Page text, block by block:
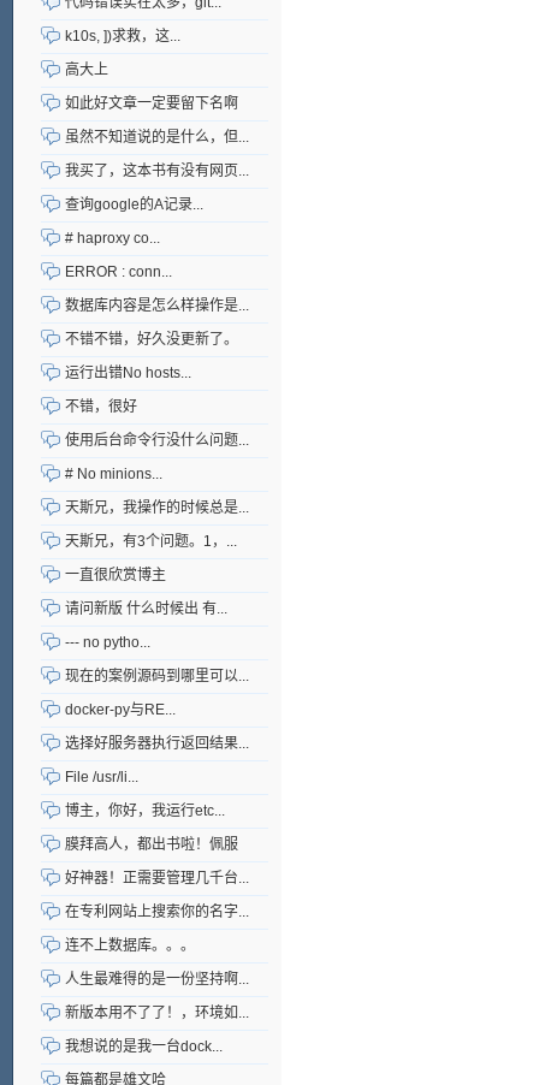
k10s, ])求救，这...
高大上
如此好文章一定要留下名啊
虽然不知道说的是什么，但...
我买了，这本书有没有网页...
查询google的A记录...
# haproxy co...
ERROR : conn...
数据库内容是怎么样操作是...
不错不错，好久没更新了。
运行出错No hosts...
不错，很好
使用后台命令行没什么问题...
# No minions...
天斯兄，我操作的时候总是...
天斯兄，有3个问题。1，...
一直很欣赏博主
请问新版 什么时候出 有...
--- no pytho...
现在的案例源码到哪里可以...
docker-py与RE...
选择好服务器执行返回结果...
File /usr/li...
博主，你好，我运行etc...
膜拜高人，都出书啦！佩服
好神器！正需要管理几千台...
在专利网站上搜索你的名字...
连不上数据库。。。
人生最难得的是一份坚持啊...
新版本用不了了！，环境如...
我想说的是我一台dock...
每篇都是雄文哈